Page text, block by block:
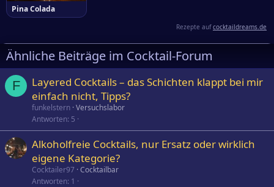
Pina Colada
Rezepte aufcocktaildreams.de
Ähnliche Beiträge im Cocktail-Forum
F
Layered Cocktails – das Schichten klappt bei mir
einfach nicht, Tipps?
funkelstern Versuchslabor
Antworten 5
Alkoholfreie Cocktails, nur Ersatz oder wirklich
eigene Kategorie?
Cocktailer97 Cocktailbar
Antworten 1